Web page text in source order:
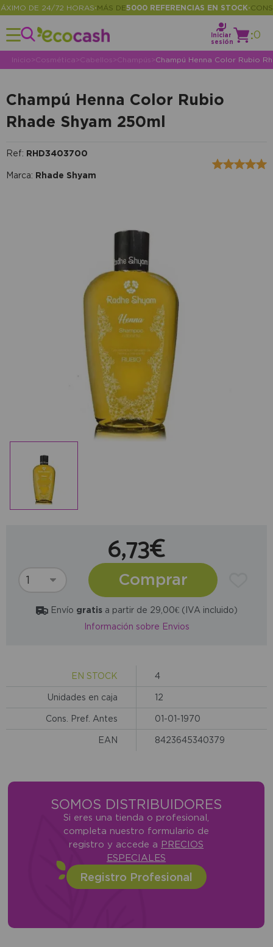
DE 24/72 HORAS• MÁS DE 5000 REFERENCIAS EN STOCK•
Iniciar
sesión
:0
Inicio>Cosmética>Cabellos >Champús >Champú Henna Color Rubio
Champú Henna Color Rubio
Rhade Shyam 250ml
Ref: RHD3403700
Marca: Rhade Shyam
6,73€
Comprar
Envío gratisa partir de 29,00€ (IVA incluido)
Información sobre Envios
EN STOCK 4
Unidades en caja 12
Cons. Pref. Antes 01-01-1970
EAN 8423645340379
SOMOS DISTRIBUIDORES
Si eres una tienda o profesional,
completa nuestro formulario de
registro y accede a PRECIOS
ESPECIALES
Registro Profesional